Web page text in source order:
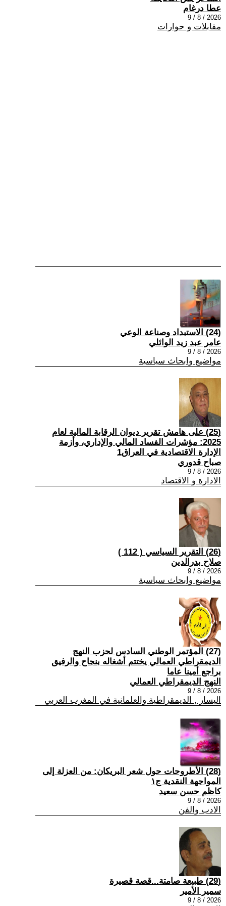
عطا درغام
2026 / 8 / 9
مقابلات و حوارات
(24) الاستبداد وصناعة الوعي
عامر عبد زيد الوائلي
2026 / 8 / 9
مواضيع وابحاث سياسية
(25) على هامش تقرير ديوان الرقابة المالية لعام
2025: مؤشرات الفساد المالي والإداري، وأزمة
الإدارة الاقتصادية في العراق1
صباح قدوري
2026 / 8 / 9
الادارة و الاقتصاد
(26) التقرير السياسي ( 112 )
صلاح بدرالدين
2026 / 8 / 9
مواضيع وابحاث سياسية
(27) المؤتمر الوطني السادس لحزب النهج
الديمقراطي العمالي يختتم أشغاله بنجاح والرفيق
براجع أمينا عاما
النهج الديمقراطي العمالي
2026 / 8 / 9
اليسار , الديمقراطية والعلمانية في المغرب العربي
(28) الأطروحات حول شعر البريكان: من العزلة إلى
المواجهة النقدية ج١
كاظم حسن سعيد
2026 / 8 / 9
الادب والفن
(29) طبيعة صامتة...قصة قصيرة
سمير الأمير
2026 / 8 / 9